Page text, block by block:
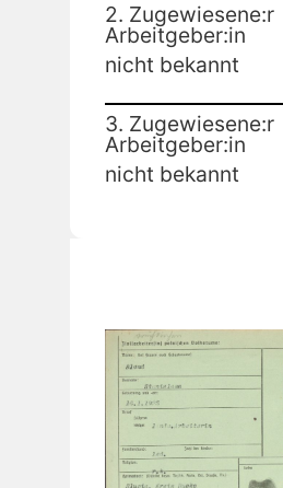
2. Zugewiesene:r
Arbeitgeber:in
nicht bekannt
3. Zugewiesene:r
Arbeitgeber:in
nicht bekannt